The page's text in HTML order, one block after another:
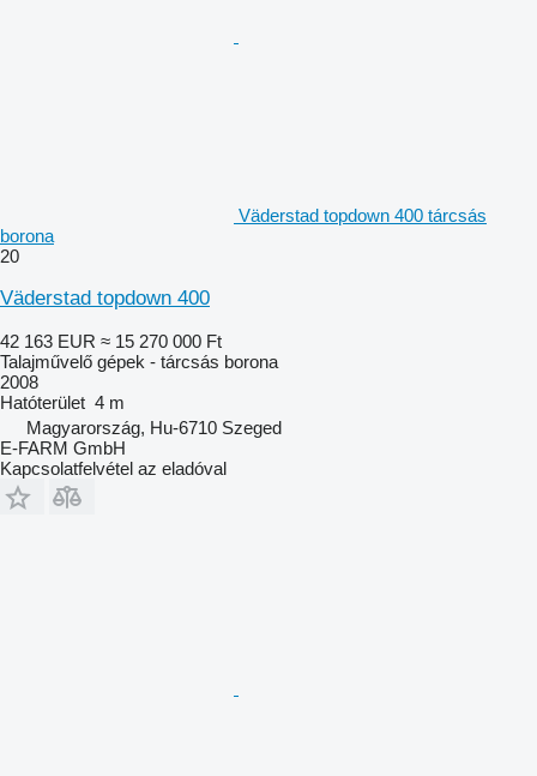
Väderstad topdown 400 tárcsás
borona
20
Väderstad topdown 400
42 163 EUR ≈ 15 270 000 Ft
Talajművelő gépek - tárcsás borona
2008
Hatóterület 4 m
Magyarország, Hu-6710 Szeged
E-FARM GmbH
Kapcsolatfelvétel az eladóval